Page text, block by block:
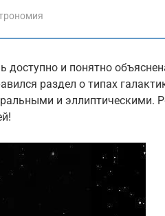
доступно и понятно
раздел о типах
и эллиптическими.